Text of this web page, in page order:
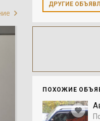
ДРУГИЕ
ПОХОЖИЕ